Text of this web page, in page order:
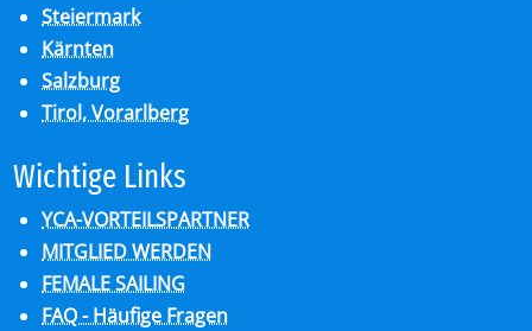
Steiermark
Kärnten
Salzburg
Tirol, Vorarlberg
Wich­ti­ge Links
YCA-VORTEILSPARTNER
MITGLIED WERDEN
FEMALE SAILING
FAQ - Häufige Fragen